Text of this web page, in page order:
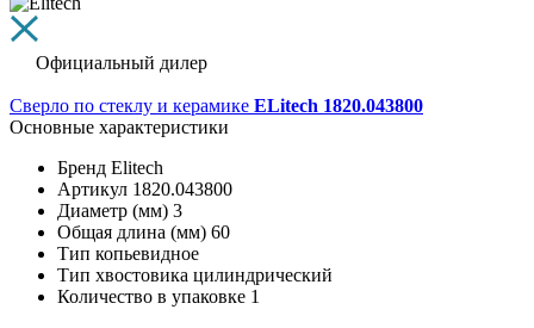
Официальный дилер
Сверло по стеклу и керамике ELitech 1820.043800
Основные характеристики
Бренд Elitech
Артикул 1820.043800
Диаметр (мм) 3
Общая длина (мм) 60
Тип копьевидное
Тип хвостовика цилиндрический
Количество в упаковке 1